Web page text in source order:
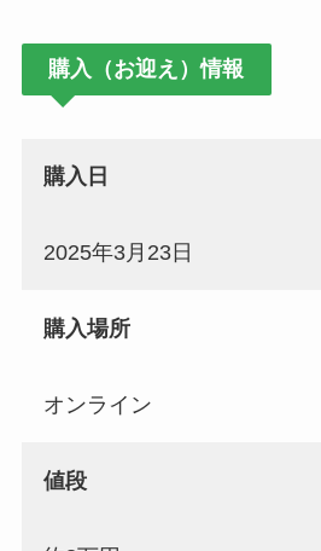
購入（お迎え）情報
購入日
2025年3月23日
購入場所
オンライン
値段